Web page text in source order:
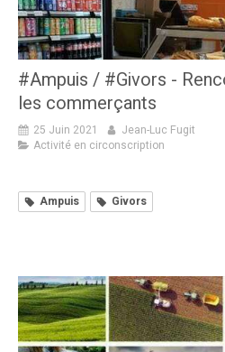
#Ampuis / #Givors -
les commerçants
25 Juin 2021
Jean-Luc Fugit
Activité en circonscription
Ampuis Givors